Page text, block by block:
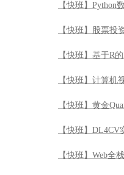
【快班】Python
【快班】股票投
【快班】基于R
【快班】计算
【快班】黄金
【快班】
【快班】Web全